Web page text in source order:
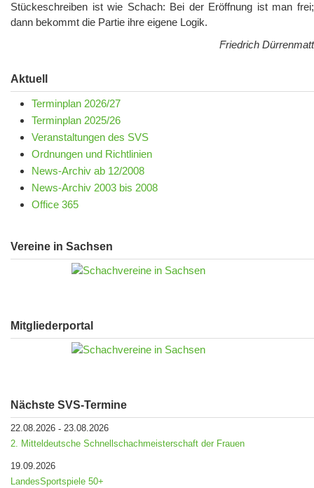
Stückeschreiben ist wie Schach: Bei der Eröffnung ist man frei;
dann bekommt die Partie ihre eigene Logik.
Friedrich Dürrenmatt
Aktuell
Terminplan 2026/27
Terminplan 2025/26
Veranstaltungen des SVS
Ordnungen und Richtlinien
News-Archiv ab 12/2008
News-Archiv 2003 bis 2008
Office 365
Vereine in Sachsen
Mitgliederportal
Nächste SVS-Termine
22.08.2026 - 23.08.2026
2. Mitteldeutsche Schnellschachmeisterschaft der Frauen
19.09.2026
LandesSportspiele 50+